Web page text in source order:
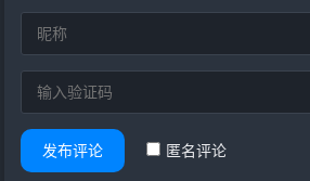
发布评论 匿名评论